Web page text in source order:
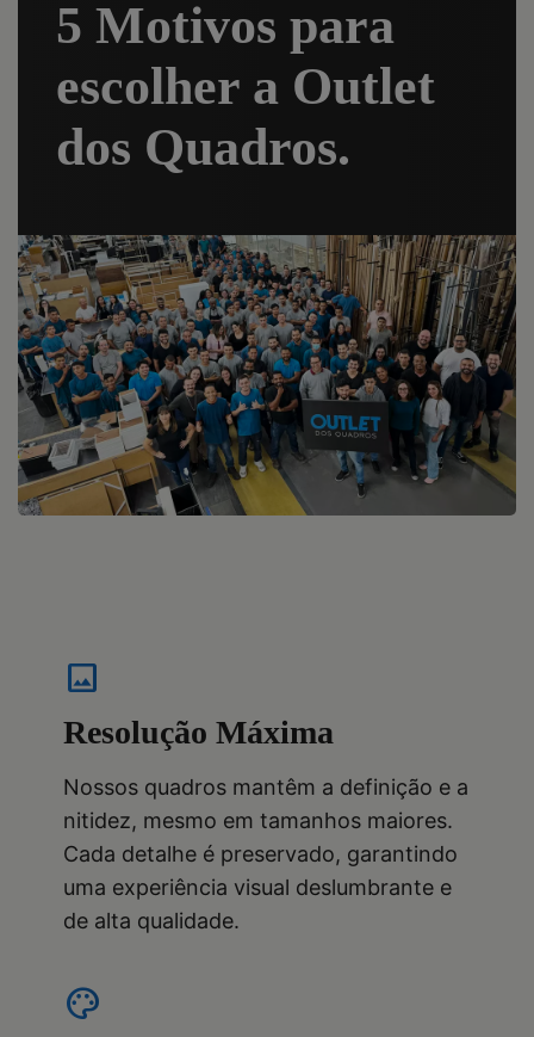
5 Motivos para
escolher a Outlet
dos Quadros.
image
Resolução Máxima
Nossos quadros mantêm a definição e a
nitidez, mesmo em tamanhos maiores.
Cada detalhe é preservado, garantindo
uma experiência visual deslumbrante e
de alta qualidade.
palette